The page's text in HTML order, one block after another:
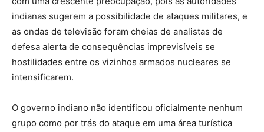
indianas sugerem a possibilidade de ataques militares, e
as ondas de televisão foram cheias de analistas de
defesa alerta de consequências imprevisíveis se
hostilidades entre os vizinhos armados nucleares se
intensificarem.
O governo indiano não identificou oficialmente nenhum
grupo como por trás do ataque em uma área turística